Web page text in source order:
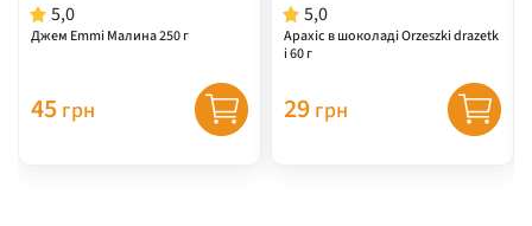
5,0
Джем Emmi Малина 250 г
45 грн
5,0
Арахіс в шоколаді Orzeszki drazetk
i 60 г
29 грн